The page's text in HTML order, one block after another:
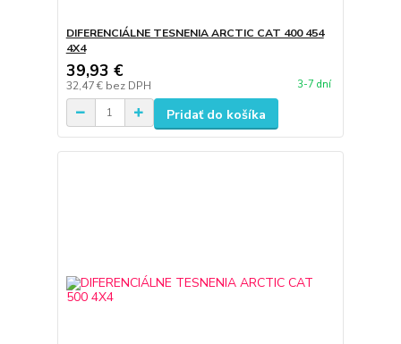
DIFERENCIÁLNE TESNENIA ARCTIC CAT 400 454
4X4
39,93 €
32,47 € bez DPH 3-7 dní
Pridať do košíka